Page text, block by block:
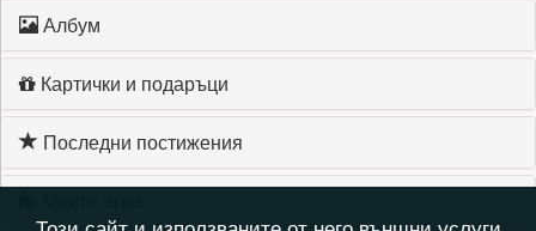
Албум
Картички и подаръци
Последни постижения